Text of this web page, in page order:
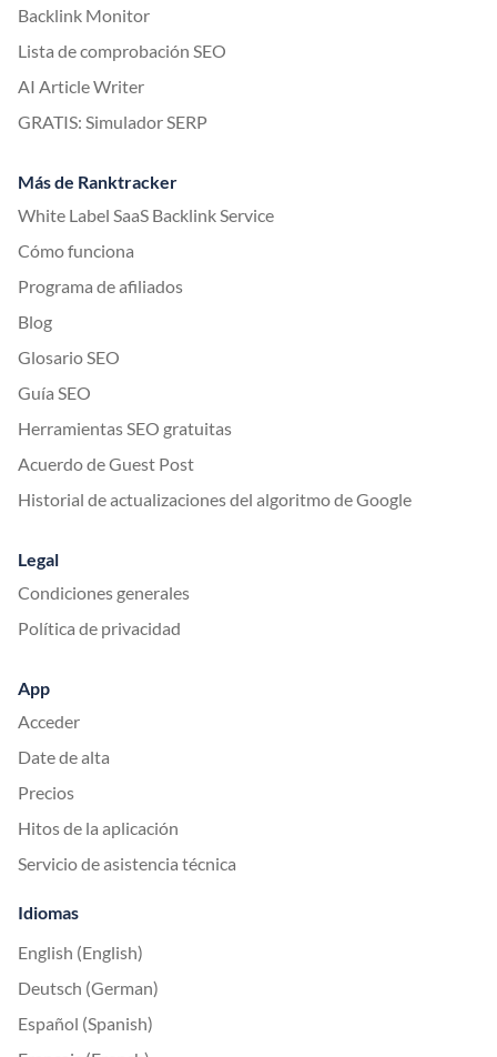
Backlink Monitor
Lista de comprobación SEO
AI Article Writer
GRATIS: Simulador SERP
Más de Ranktracker
White Label SaaS Backlink Service
Cómo funciona
Programa de afiliados
Blog
Glosario SEO
Guía SEO
Herramientas SEO gratuitas
Acuerdo de Guest Post
Historial de actualizaciones del algoritmo de Google
Legal
Condiciones generales
Política de privacidad
App
Acceder
Date de alta
Precios
Hitos de la aplicación
Servicio de asistencia técnica
Idiomas
English (English)
Deutsch (German)
Español (Spanish)